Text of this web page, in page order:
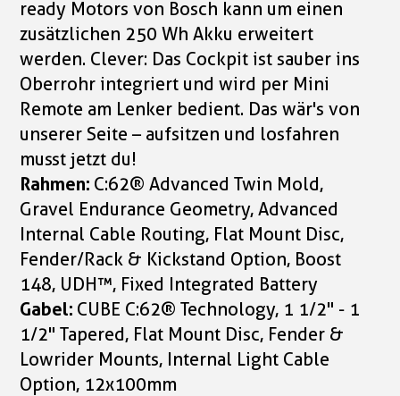
ready Motors von Bosch kann um einen
zusätzlichen 250 Wh Akku erweitert
werden. Clever: Das Cockpit ist sauber ins
Oberrohr integriert und wird per Mini
Remote am Lenker bedient. Das wär's von
unserer Seite – aufsitzen und losfahren
musst jetzt du!
Rahmen: C:62® Advanced Twin Mold,
Gravel Endurance Geometry, Advanced
Internal Cable Routing, Flat Mount Disc,
Fender/Rack & Kickstand Option, Boost
148, UDH™, Fixed Integrated Battery
Gabel: CUBE C:62® Technology, 1 1/2" - 1
1/2" Tapered, Flat Mount Disc, Fender &
Lowrider Mounts, Internal Light Cable
Option, 12x100mm